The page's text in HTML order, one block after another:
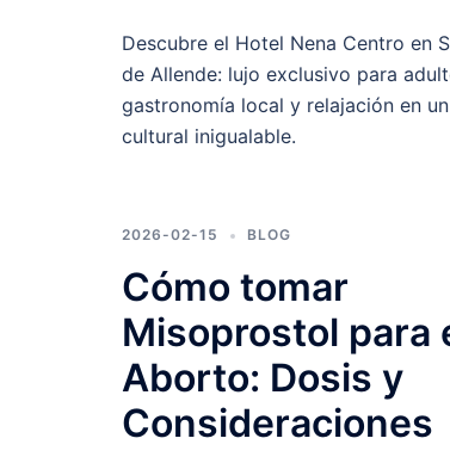
Descubre el Hotel Nena Centro en
de Allende: lujo exclusivo para
gastronomía local y relajación en
cultural inigualable.
2026-02-15 BLOG
Cómo tomar
Misoprostol para
Aborto: Dosis y
Consideraciones